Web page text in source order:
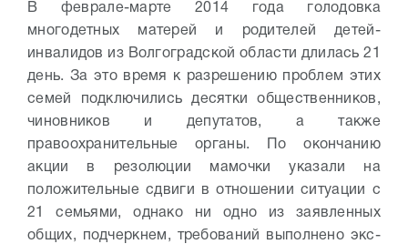
В феврале-марте 2014 года голодовка
многодетных матерей и родителей детей-
инвалидов из Волгоградской области длилась 21
день. За это время к разрешению проблем этих
семей подключились десятки общественников,
чиновников и депутатов, а также
правоохранительные органы. По окончанию
акции в резолюции мамочки указали на
положительные сдвиги в отношении ситуации с
21 семьями, однако ни одно из заявленных
общих, подчеркнем, требований выполнено экс-